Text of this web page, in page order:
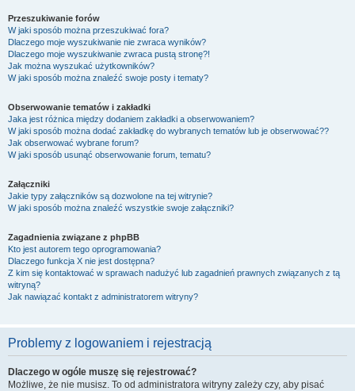
Przeszukiwanie forów
W jaki sposób można przeszukiwać fora?
Dlaczego moje wyszukiwanie nie zwraca wyników?
Dlaczego moje wyszukiwanie zwraca pustą stronę?!
Jak można wyszukać użytkowników?
W jaki sposób można znaleźć swoje posty i tematy?
Obserwowanie tematów i zakładki
Jaka jest różnica między dodaniem zakładki a obserwowaniem?
W jaki sposób można dodać zakładkę do wybranych tematów lub je obserwować??
Jak obserwować wybrane forum?
W jaki sposób usunąć obserwowanie forum, tematu?
Załączniki
Jakie typy załączników są dozwolone na tej witrynie?
W jaki sposób można znaleźć wszystkie swoje załączniki?
Zagadnienia związane z phpBB
Kto jest autorem tego oprogramowania?
Dlaczego funkcja X nie jest dostępna?
Z kim się kontaktować w sprawach nadużyć lub zagadnień prawnych związanych z tą
witryną?
Jak nawiązać kontakt z administratorem witryny?
Problemy z logowaniem i rejestracją
Dlaczego w ogóle muszę się rejestrować?
Możliwe, że nie musisz. To od administratora witryny zależy czy, aby pisać